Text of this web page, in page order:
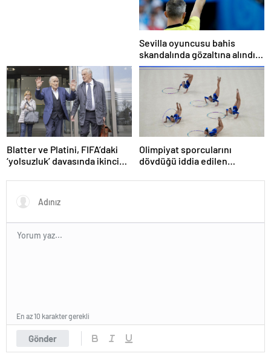
Sevilla oyuncusu bahis
skandalında gözaltına alındı:
Son dakikalarda sarı kart
Blatter ve Platini, FIFA’daki
‘yolsuzluk’ davasında ikinci
Olimpiyat sporcularını
dövdüğü iddia edilen
men
Gönder
En az 10 karakter gerekli